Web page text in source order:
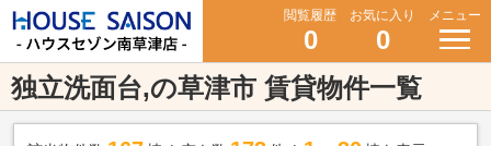
閲覧履歴
0
お気に入り
0
メニュー
独立洗面台,の草津市 賃貸物件一覧